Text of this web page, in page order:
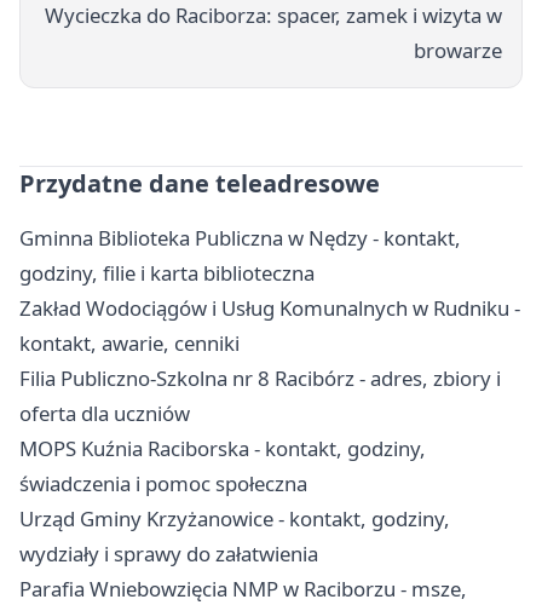
Wycieczka do Raciborza: spacer, zamek i wizyta w
browarze
Przydatne dane teleadresowe
Gminna Biblioteka Publiczna w Nędzy - kontakt,
godziny, filie i karta biblioteczna
Zakład Wodociągów i Usług Komunalnych w Rudniku -
kontakt, awarie, cenniki
Filia Publiczno-Szkolna nr 8 Racibórz - adres, zbiory i
oferta dla uczniów
MOPS Kuźnia Raciborska - kontakt, godziny,
świadczenia i pomoc społeczna
Urząd Gminy Krzyżanowice - kontakt, godziny,
wydziały i sprawy do załatwienia
Parafia Wniebowzięcia NMP w Raciborzu - msze,